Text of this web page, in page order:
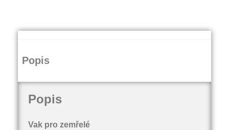
Popis
Popis
Vak pro zemřelé